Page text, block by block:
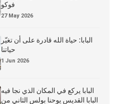
فوكو
27 May 2026
البابا: حياة الله قادرة على أن تغيّر
حياتنا
1 Jun 2026
البابا يركع في المكان الذي نجا فيه
البابا القديس يوحنا بولس الثاني من